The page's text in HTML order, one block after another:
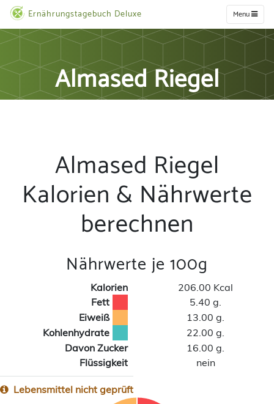
Ernährungstagebuch Deluxe Menu
Almased Riegel
Almased Riegel
Kalorien & Nährwerte
berechnen
Nährwerte je 100g
Kalorien
206.00 Kcal
Fett
5.40 g.
Eiweiß
13.00 g.
Kohlenhydrate
22.00 g.
Davon Zucker
16.00 g.
Flüssigkeit
nein
Lebensmittel nicht geprüft